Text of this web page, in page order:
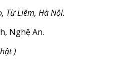
Từ Liêm, Hà Nội.
Nghệ An.
)